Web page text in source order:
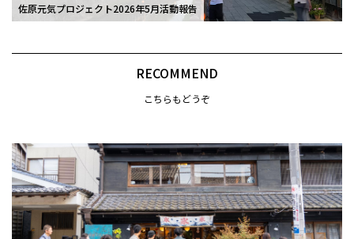
佐原元気プロジェクト2026年5月活動報告
RECOMMEND
こちらもどうぞ